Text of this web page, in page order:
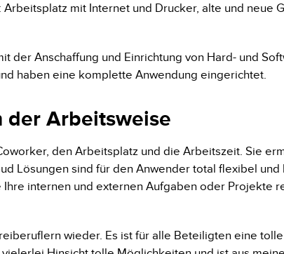
mit Internet und Drucker, alte und neue
der Anschaffung und Einrichtung von Hard- und
haben eine komplette Anwendung eingerichtet.
der Arbeitsweise
den Arbeitsplatz und die Arbeitszeit. Sie
Lösungen sind für den Anwender total flexibel
internen und externen Aufgaben oder Projekte
wieder. Es ist für alle Beteiligten eine